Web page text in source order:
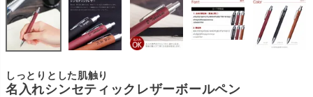
しっとりとした肌触り
名入れシンセティックレザーボールペン